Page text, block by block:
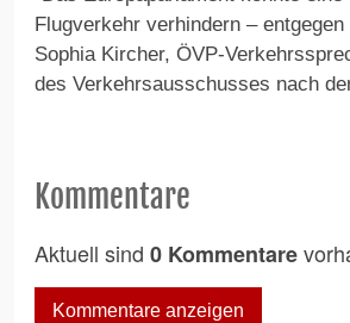
Flugverkehr verhindern –
Sophia Kircher, ÖVP-
des Verkehrsausschusses nach
Kommentare
Aktuell sind 0 Kommentare
Kommentare anzeigen